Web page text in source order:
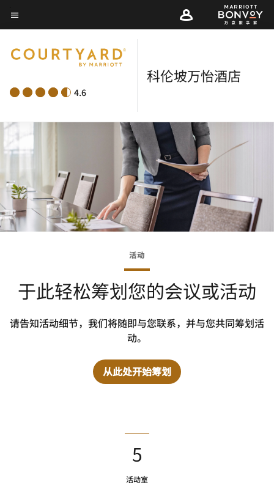
Skip
to
content
菜单文本
4.6
科伦坡万怡酒店
活动
于此轻松筹划您的会议或活动
请告知活动细节，我们将随即与您联系，并与您共同筹划活
动。
从此处开始筹划
5
活动室